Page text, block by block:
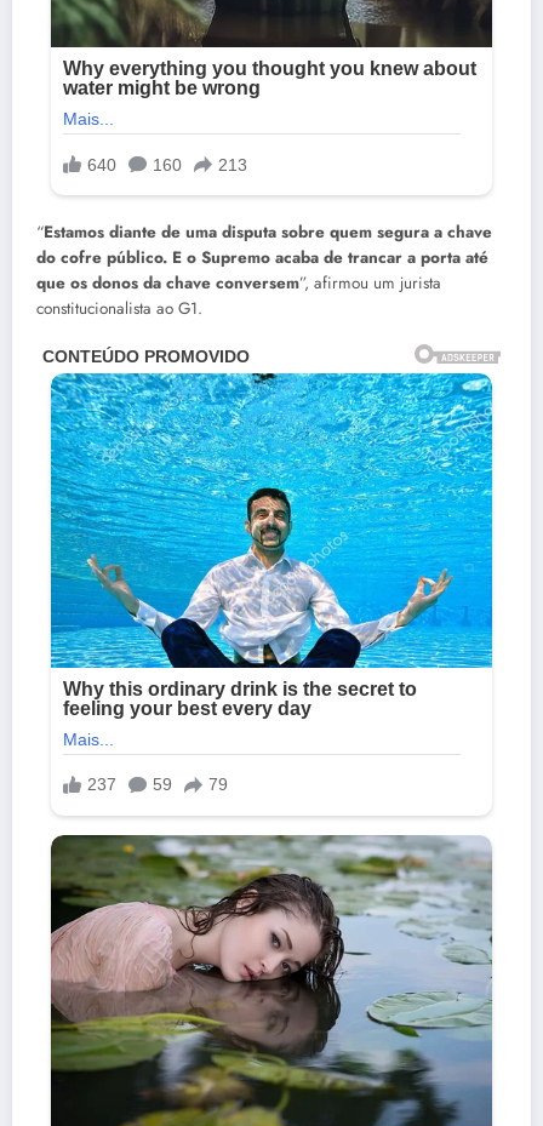
“Estamos diante de uma disputa sobre quem segura a chave
do cofre público. E o Supremo acaba de trancar a porta até
que os donos da chave conversem”, afirmou um jurista
constitucionalista ao G1.